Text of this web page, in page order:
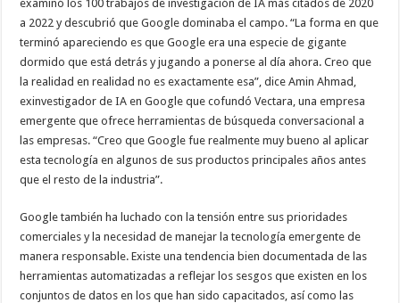
examinó los 100 trabajos de investigación de IA más citados de 2020
a 2022 y descubrió que Google dominaba el campo. “La forma en que
terminó apareciendo es que Google era una especie de gigante
dormido que está detrás y jugando a ponerse al día ahora. Creo que
la realidad en realidad no es exactamente esa”, dice Amin Ahmad,
exinvestigador de IA en Google que cofundó Vectara, una empresa
emergente que ofrece herramientas de búsqueda conversacional a
las empresas. “Creo que Google fue realmente muy bueno al aplicar
esta tecnología en algunos de sus productos principales años antes
que el resto de la industria”.
Google también ha luchado con la tensión entre sus prioridades
comerciales y la necesidad de manejar la tecnología emergente de
manera responsable. Existe una tendencia bien documentada de las
herramientas automatizadas a reflejar los sesgos que existen en los
conjuntos de datos en los que han sido capacitados, así como las